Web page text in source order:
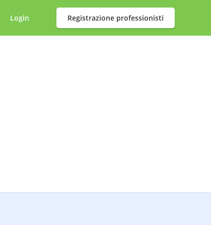
Login Registrazione professionisti